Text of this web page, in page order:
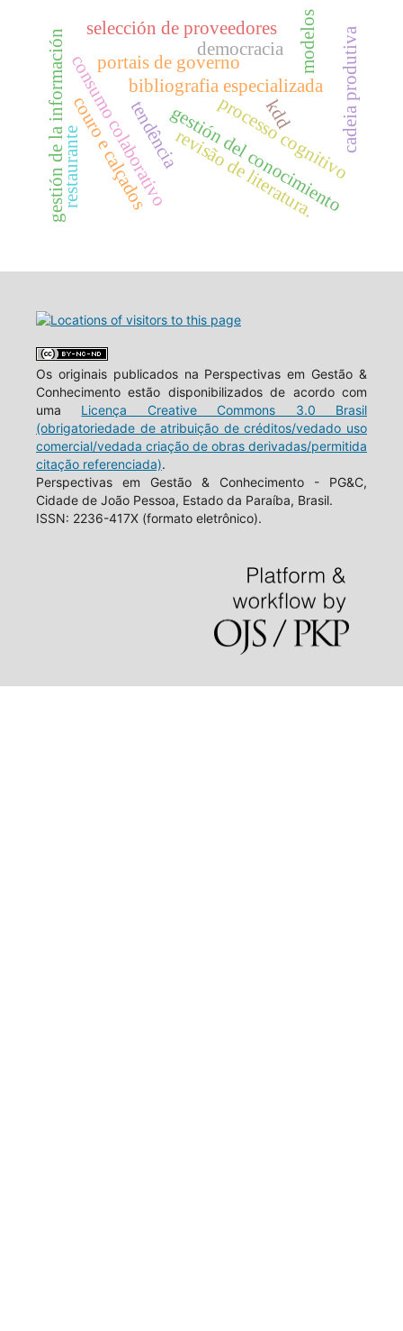
processo cognitivo
consumo colaborativobibliografia especializada
kdd
gestión de la información gestión del conocimiento
cadeia produtiva
tendência
portais de governo
democracia
revisão de literatura.
couro e calçados
modelos
restaurante
selección de proveedores
Os originais publicados na Perspectivas em Gestão &
Conhecimento estão disponibilizados de acordo com
uma Licença Creative Commons 3.0 Brasil
(obrigatoriedade de atribuição de créditos/vedado uso
comercial/vedada criação de obras derivadas/permitida
citação referenciada).
Perspectivas em Gestão & Conhecimento - PG&C,
Cidade de João Pessoa, Estado da Paraíba, Brasil.
ISSN: 2236-417X (formato eletrônico).